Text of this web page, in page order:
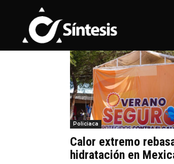
Tag:Puntos de
Policiaca
Calor extremo
hidratación en